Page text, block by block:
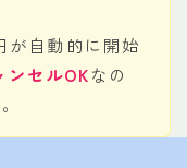
が自動的に開始
ンセルOKなの